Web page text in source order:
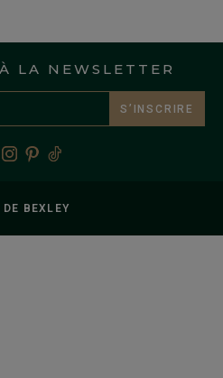
LA NEWSLETTER
S’INSCRIRE
DE BEXLEY